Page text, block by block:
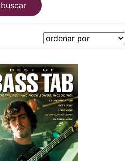
buscar